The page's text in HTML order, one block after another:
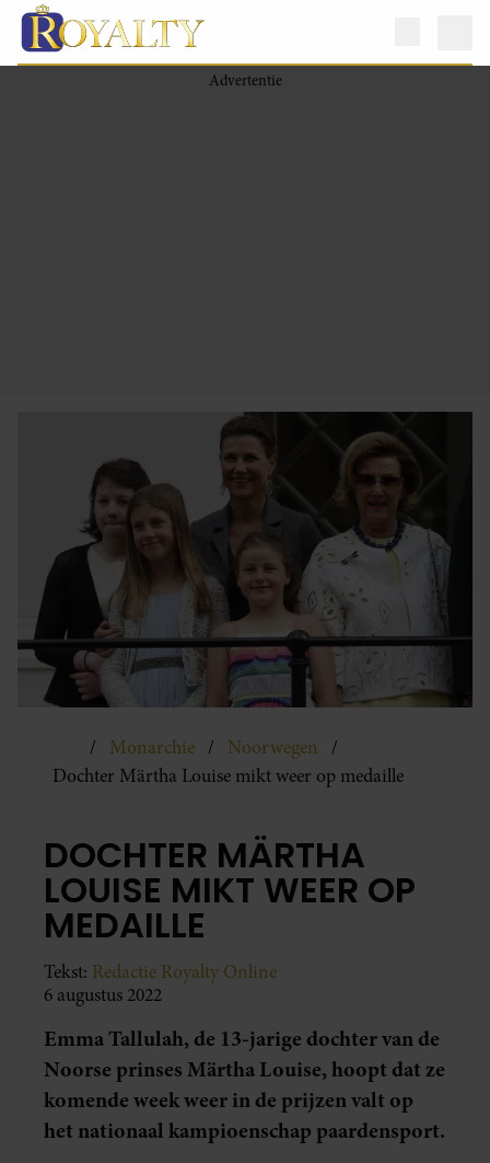
Monarchie
Noorwegen
Dochter Märtha Louise mikt weer op medaille
DOCHTER MÄRTHA
LOUISE MIKT WEER OP
MEDAILLE
Tekst: Redactie Royalty Online
6 augustus 2022
Emma Tallulah, de 13-jarige dochter van de
Noorse prinses Märtha Louise, hoopt dat ze
komende week weer in de prijzen valt op
het nationaal kampioenschap paardensport.